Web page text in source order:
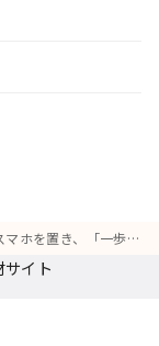
、「一歩踏み出せた」と深く頷く動作
イト